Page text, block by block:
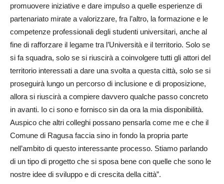
promuovere iniziative e dare impulso a quelle esperienze di
partenariato mirate a valorizzare, fra l’altro, la formazione e le
competenze professionali degli studenti universitari, anche al
fine di rafforzare il legame tra l’Università e il territorio. Solo se
si fa squadra, solo se si riuscirà a coinvolgere tutti gli attori del
territorio interessati a dare una svolta a questa città, solo se si
proseguirà lungo un percorso di inclusione e di proposizione,
allora si riuscirà a compiere davvero qualche passo concreto
in avanti. Io ci sono e fornisco sin da ora la mia disponibilità.
Auspico che altri colleghi possano pensarla come me e che il
Comune di Ragusa faccia sino in fondo la propria parte
nell’ambito di questo interessante processo. Stiamo parlando
di un tipo di progetto che si sposa bene con quelle che sono le
nostre idee di sviluppo e di crescita della città”.